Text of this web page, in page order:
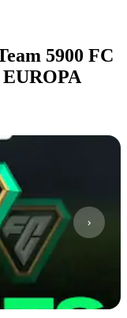
5900 FC